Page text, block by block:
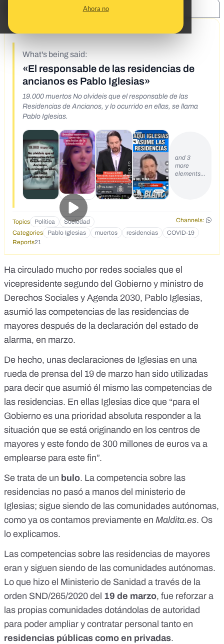
Ahora no
4/24/23
What's being said:
«El responsable de las residencias de
ancianos es Pablo Iglesias»
19.000 muertos No olvideis que el responsable de las
Residencias de Ancianos, y lo ocurrido en ellas, se llama
Pablo Iglesias.
and 3
more
elements…
Topics Política Sociedad
Channels:
Categories
Pablo Iglesias muertos residencias
COVID-19
Reports21
Ha circulado mucho por redes sociales que el
vicepresidente segundo del Gobierno y ministro de
Derechos Sociales y Agenda 2030, Pablo Iglesias,
asumió las competencias de las residencias de
mayores después de la declaración del estado de
alarma, en marzo.
De hecho, unas declaraciones de Iglesias en una
rueda de prensa del 19 de marzo han sido utilizadas
para decir que asumió él mismo las competencias de
las residencias. En ellas Iglesias dice que “para el
Gobierno es una prioridad absoluta responder a la
situación que se está originando en los centros de
mayores y este fondo de 300 millones de euros va a
emplearse para este fin”.
Se trata de un bulo. La competencia sobre las
residencias no pasó a manos del ministerio de
Iglesias; sigue siendo de las comunidades autónomas,
como ya os contamos previamente en Maldita.es. Os
lo explicamos.
Las competencias sobre las residencias de mayores
eran y siguen siendo de las comunidades autónomas.
Lo que hizo el Ministerio de Sanidad a través de la
orden SND/265/2020 del 19 de marzo, fue reforzar a
las propias comunidades dotándolas de autoridad
para poder ampliar y contratar personal tanto en
residencias públicas como en privadas.